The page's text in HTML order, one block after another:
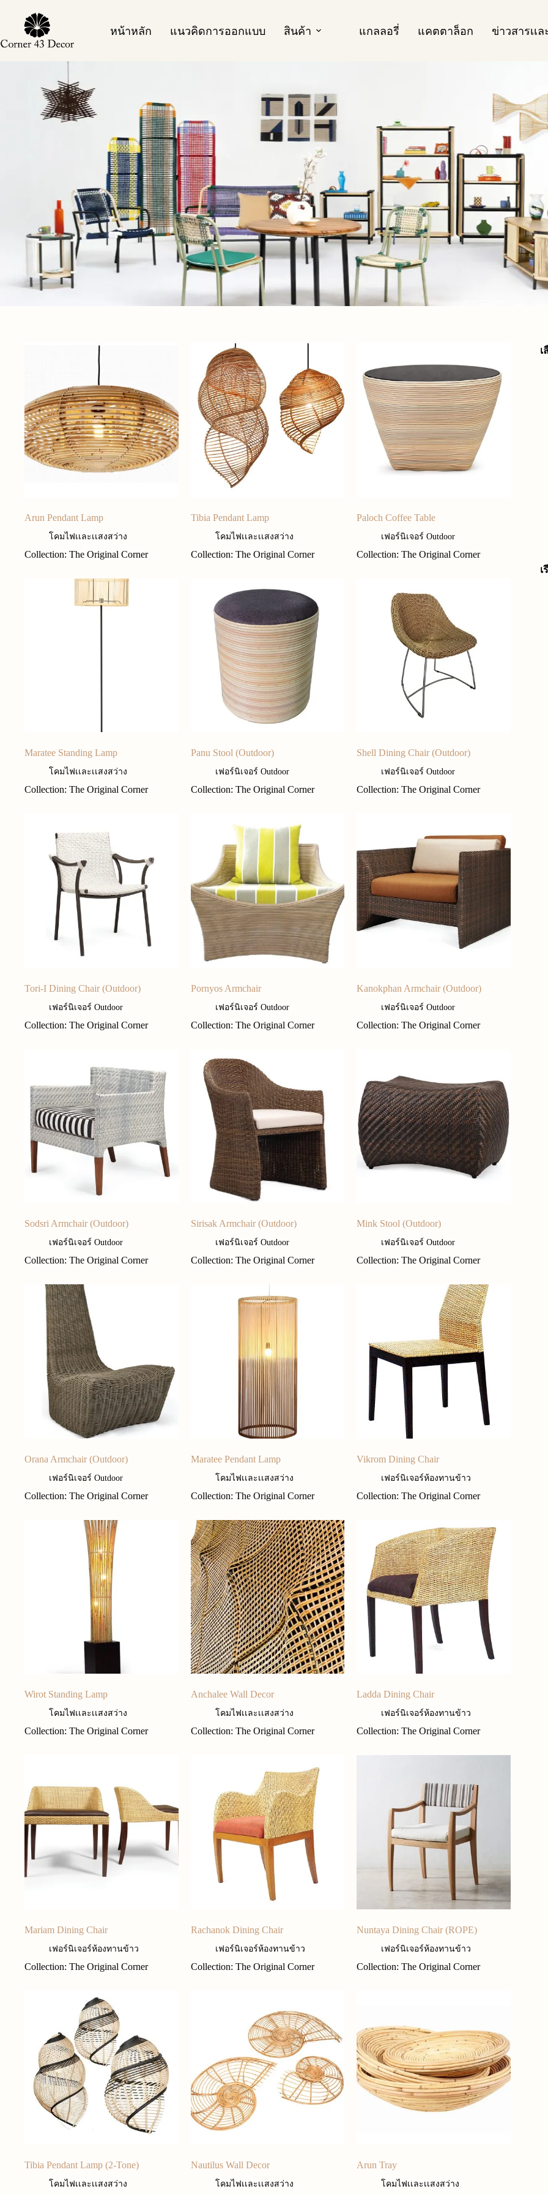
content
หน้าหลัก แนวคิดการออกแบบ สินค้า แกลลอรี่ แคตตาล็อก ข่าวสารเเ
Arun Pendant Lamp
โคมไฟเเละเเสงสว่าง
Collection: The Original Corner
Tibia Pendant Lamp
โคมไฟเเละเเสงสว่าง
Collection: The Original Corner
Paloch Coffee Table
เฟอร์นิเจอร์ Outdoor
Collection: The Original Corner
Maratee Standing Lamp
โคมไฟเเละเเสงสว่าง
Collection: The Original Corner
Panu Stool (Outdoor)
เฟอร์นิเจอร์ Outdoor
Collection: The Original Corner
Shell Dining Chair (Outdoor)
เฟอร์นิเจอร์ Outdoor
Collection: The Original Corner
Tori-I Dining Chair (Outdoor)
เฟอร์นิเจอร์ Outdoor
Collection: The Original Corner
Pornyos Armchair
เฟอร์นิเจอร์ Outdoor
Collection: The Original Corner
Kanokphan Armchair (Outdoor)
เฟอร์นิเจอร์ Outdoor
Collection: The Original Corner
Sodsri Armchair (Outdoor)
เฟอร์นิเจอร์ Outdoor
Collection: The Original Corner
Sirisak Armchair (Outdoor)
เฟอร์นิเจอร์ Outdoor
Collection: The Original Corner
Mink Stool (Outdoor)
เฟอร์นิเจอร์ Outdoor
Collection: The Original Corner
Orana Armchair (Outdoor)
เฟอร์นิเจอร์ Outdoor
Collection: The Original Corner
Maratee Pendant Lamp
โคมไฟเเละเเสงสว่าง
Collection: The Original Corner
Vikrom Dining Chair
เฟอร์นิเจอร์ห้องทานข้าว
Collection: The Original Corner
Wirot Standing Lamp
โคมไฟเเละเเสงสว่าง
Collection: The Original Corner
Anchalee Wall Decor
โคมไฟเเละเเสงสว่าง
Collection: The Original Corner
Ladda Dining Chair
เฟอร์นิเจอร์ห้องทานข้าว
Collection: The Original Corner
Mariam Dining Chair
เฟอร์นิเจอร์ห้องทานข้าว
Collection: The Original Corner
Rachanok Dining Chair
เฟอร์นิเจอร์ห้องทานข้าว
Collection: The Original Corner
Nuntaya Dining Chair (ROPE)
เฟอร์นิเจอร์ห้องทานข้าว
Collection: The Original Corner
Tibia Pendant Lamp (2-Tone)
โคมไฟเเละเเสงสว่าง
Nautilus Wall Decor
โคมไฟเเละเเสงสว่าง
Arun Tray
โคมไฟเเละเเสงสว่าง